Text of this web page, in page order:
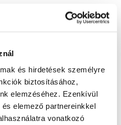
és hirdetések személyre
biztosításához,
elemzéséhez. Ezenkívül
elemező partnereinkkel
vonatkozó
acidózis.